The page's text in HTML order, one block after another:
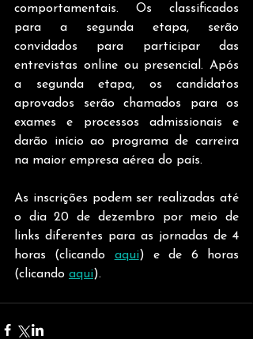
comportamentais. Os classificados
para a segunda etapa, serão
convidados para participar das
entrevistas online ou presencial. Após
a segunda etapa, os candidatos
aprovados serão chamados para os
exames e processos admissionais e
darão início ao programa de carreira
na maior empresa aérea do país.
As inscrições podem ser realizadas até
o dia 20 de dezembro por meio de
links diferentes para as jornadas de 4
horas (clicando aqui) e de 6 horas
(clicando aqui).